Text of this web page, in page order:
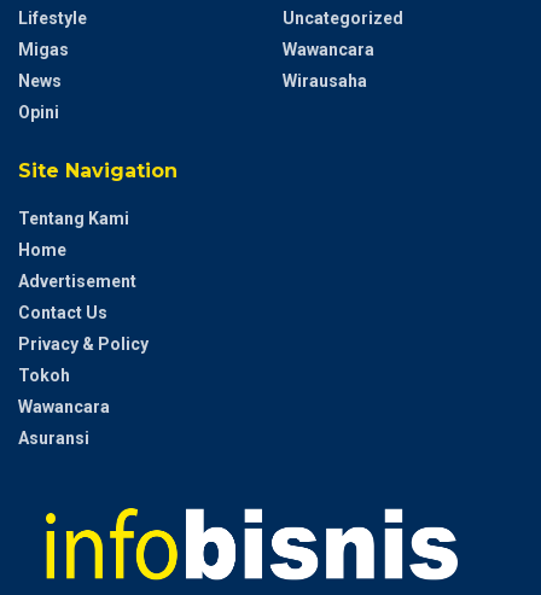
Lifestyle
Migas
News
Opini
Uncategorized
Wawancara
Wirausaha
Site Navigation
Tentang Kami
Home
Advertisement
Contact Us
Privacy & Policy
Tokoh
Wawancara
Asuransi